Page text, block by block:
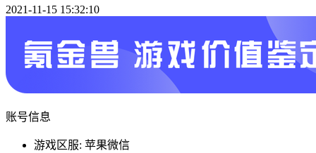
2021-11-15 15:32:10
账号信息
游戏区服: 苹果微信